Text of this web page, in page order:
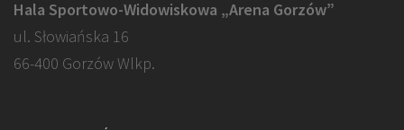
Hala Sportowo-Widowiskowa „Arena Gorzów”
ul. Słowiańska 16
66-400 Gorzów Wlkp.